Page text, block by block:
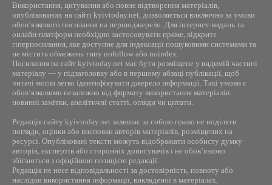
Використання, цитування або повне відтворення матеріалів,
опублікованих на сайті kyivtoday.net, дозволяється виключно за умови
обов’язкового посилання на першоджерело. Для інтернет-видань та
онлайн-платформ необхідно застосовувати пряме, відкрите
гіперпосилання, яке доступне для індексації пошуковими системами та
не містить обмежень типу nofollow або noindex.
Посилання на сайт kyivtoday.net має бути розміщене у видимій частині
матеріалу — у підзаголовку або в першому абзаці публікації, щоб
читачі могли легко ідентифікувати джерело інформації. Такі умови є
обов’язковими незалежно від формату використання матеріалів:
новинні замітки, аналітичні статті, огляди чи цитати.
Редакція сайту kyivtoday.net залишає за собою право не поділяти
погляди, оцінки або висновки авторів матеріалів, розміщених на
ресурсі. Опубліковані тексти можуть відображати особисту думку
авторів, експертів або сторонніх дописувачів і не обов’язково
збігаються з офіційною позицією редакції.
Редакція не несе відповідальності за достовірність, повноту або
наслідки використання інформації, викладеної в матеріалах,